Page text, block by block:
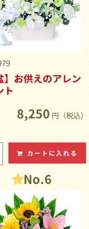
】お供えのアレン
ト
8,250 円（税込）
カートに入れる
No.6